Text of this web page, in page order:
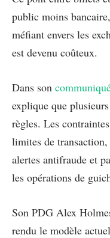
public moins
méfiant envers les
est devenu coûteux.
Dans son
explique que
règles. Les
limites de
alertes antifraude et
les opérations de
Son PDG Alex
rendu le modèle